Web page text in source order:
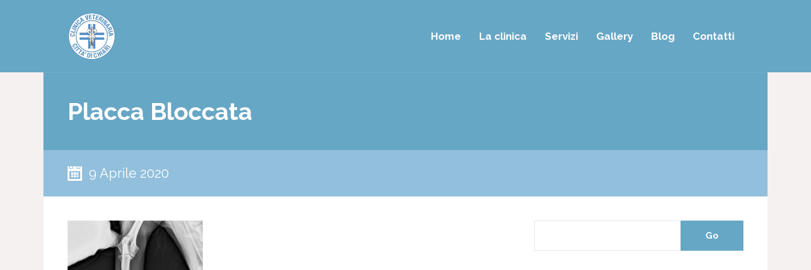
Home La clinica Servizi Gallery Blog Contatti
Placca Bloccata
9 Aprile 2020